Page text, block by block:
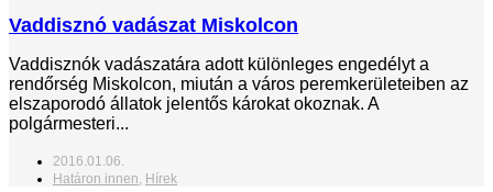
Vaddisznó vadászat Miskolcon
Vaddisznók vadászatára adott különleges engedélyt a
rendőrség Miskolcon, miután a város peremkerületeiben az
elszaporodó állatok jelentős károkat okoznak. A
polgármesteri...
2016.01.06.
Határon innen Hírek